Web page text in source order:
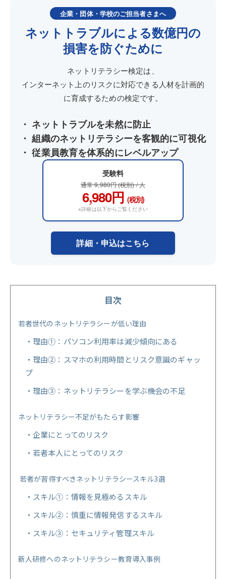
企業・団体・学校のご担当者さまへ
ネットトラブルによる数億円の
損害を防ぐために
ネットリテラシー検定は、
インターネット上のリスクに対応できる人材を計画的
に育成するための検定です。
・ ネットトラブルを未然に防止
・ 組織のネットリテラシーを客観的に可視化
・ 従業員教育を体系的にレベルアップ
受験料
通常 9,980円 (税別) / 人
6,980円 (税別)
※詳細は以下からご覧ください
詳細・申込はこちら
目次
若者世代のネットリテラシーが低い理由
理由①：パソコン利用率は減少傾向にある
理由②：スマホの利用時間とリスク意識のギャッ
プ
理由③：ネットリテラシーを学ぶ機会の不足
ネットリテラシー不足がもたらす影響
企業にとってのリスク
若者本人にとってのリスク
若者が習得すべきネットリテラシースキル3選
スキル①：情報を見極めるスキル
スキル②：慎重に情報発信するスキル
スキル③：セキュリティ管理スキル
新人研修へのネットリテラシー教育導入事例